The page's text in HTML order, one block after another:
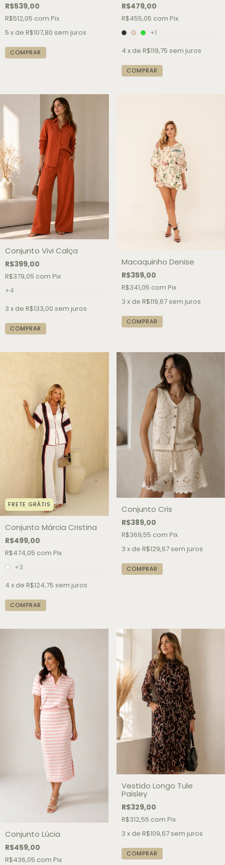
R$539,00
R$512,05 com Pix
5 x de R$107,80 sem juros
COMPRAR
R$479,00
R$455,05 com Pix
+1
4 x de R$119,75 sem juros
COMPRAR
Conjunto Vivi Calça
R$399,00
R$379,05 com Pix
+4
3 x de R$133,00 sem juros
COMPRAR
Macaquinho Denise
R$359,00
R$341,05 com Pix
3 x de R$119,67 sem juros
COMPRAR
FRETE GRÁTIS
Conjunto Márcia Cristina
R$499,00
R$474,05 com Pix
+3
4 x de R$124,75 sem juros
COMPRAR
Conjunto Cris
R$389,00
R$369,55 com Pix
3 x de R$129,67 sem juros
COMPRAR
Conjunto Lúcia
R$459,00
R$436,05 com Pix
Vestido Longo Tule
Paisley
R$329,00
R$312,55 com Pix
3 x de R$109,67 sem juros
COMPRAR